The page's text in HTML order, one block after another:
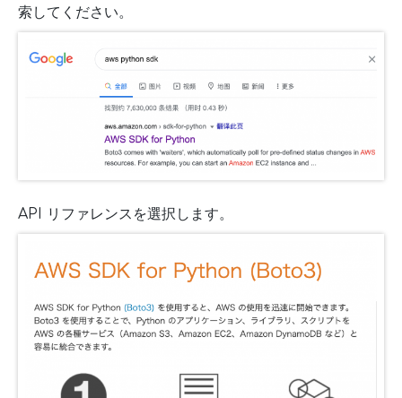
索してください。
API リファレンスを選択します。